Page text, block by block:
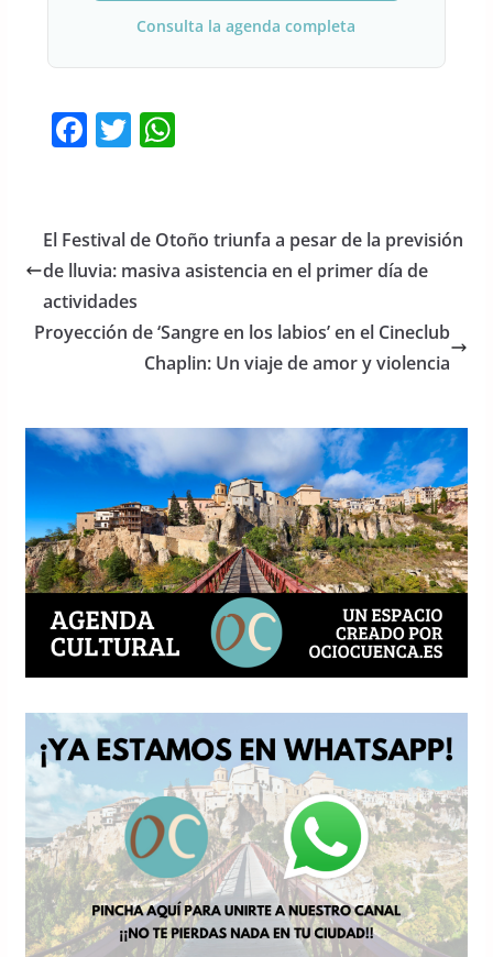
Consulta la agenda completa
F
e
b
o
o
T
er
W
s
A
p
El Festival de Otoño triunfa a pesar de la previsión
de lluvia: masiva asistencia en el primer día de
actividades
Proyección de ‘Sangre en los labios’ en el Cineclub
Chaplin: Un viaje de amor y violencia